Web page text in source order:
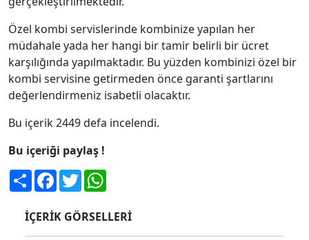
Özel kombi servislerinde kombinize yapılan her
müdahale yada her hangi bir tamir belirli bir ücret
karşılığında yapılmaktadır. Bu yüzden kombinizi özel bir
kombi servisine getirmeden önce garanti şartlarını
değerlendirmeniz isabetli olacaktır.
Bu içerik 2449 defa incelendi.
Bu içeriği paylaş !
ShareFacebook
Twitter
İÇERİK GÖRSELLERİ